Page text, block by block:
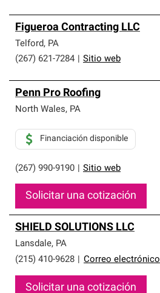
Figueroa Contracting LLC
Telford, PA
(267) 621-7284
Sitio web
Penn Pro Roofing
North Wales, PA
(267) 990-9190 Sitio web
Financiación disponible
Solicitar una cotización
SHIELD SOLUTIONS LLC
Lansdale, PA
(215) 410-9628
Correo electrónico
Solicitar una cotización